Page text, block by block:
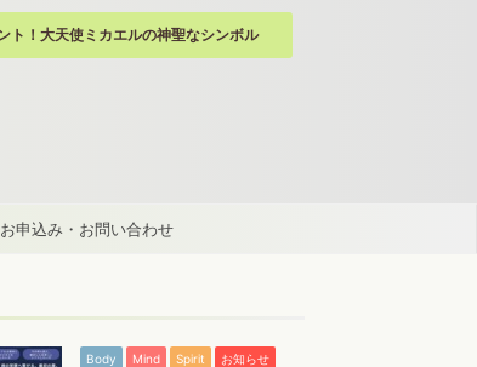
ト！大天使ミカエルの神聖なシンボル
お申込み・お問い合わせ
Body Mind Spirit お知らせ